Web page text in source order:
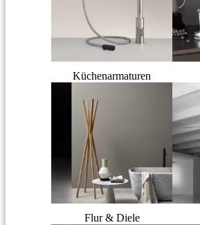
Küchenarmaturen
Flur & Diele